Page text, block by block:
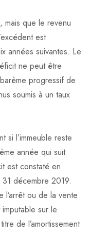
que le revenu
est
années suivantes. Le
ne peut être
progressif de
soumis à un taux
si l’immeuble reste
année qui suit
est constaté en
décembre 2019.
l’arrêt ou de la vente
sur le
de l’amortissement